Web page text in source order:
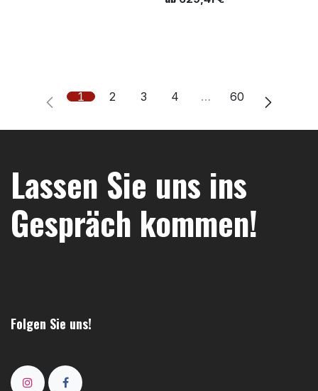
1 2 3 4 … 60
Lassen Sie uns ins
Gespräch kommen!
Folgen Sie uns!